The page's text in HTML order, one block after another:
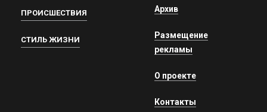
ПРОИСШЕСТВИЯ
СТИЛЬ ЖИЗНИ
Архив
Размещение
рекламы
О проекте
Контакты